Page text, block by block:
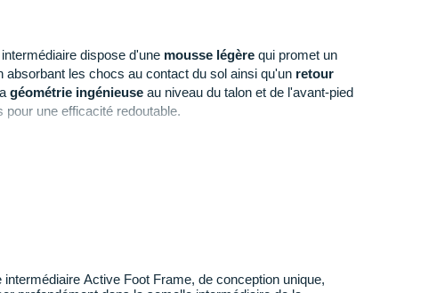
dispose d'une mousse légèrequi promet un
absorbant les chocs au contact du sol ainsi qu'unretour
géométrie ingénieuseau niveau du talon et de l'avant-pied
une efficacité redoutable.
votre pied au fil des kilomètres. Elle s'équipe
Active Foot Frame, de conception unique,